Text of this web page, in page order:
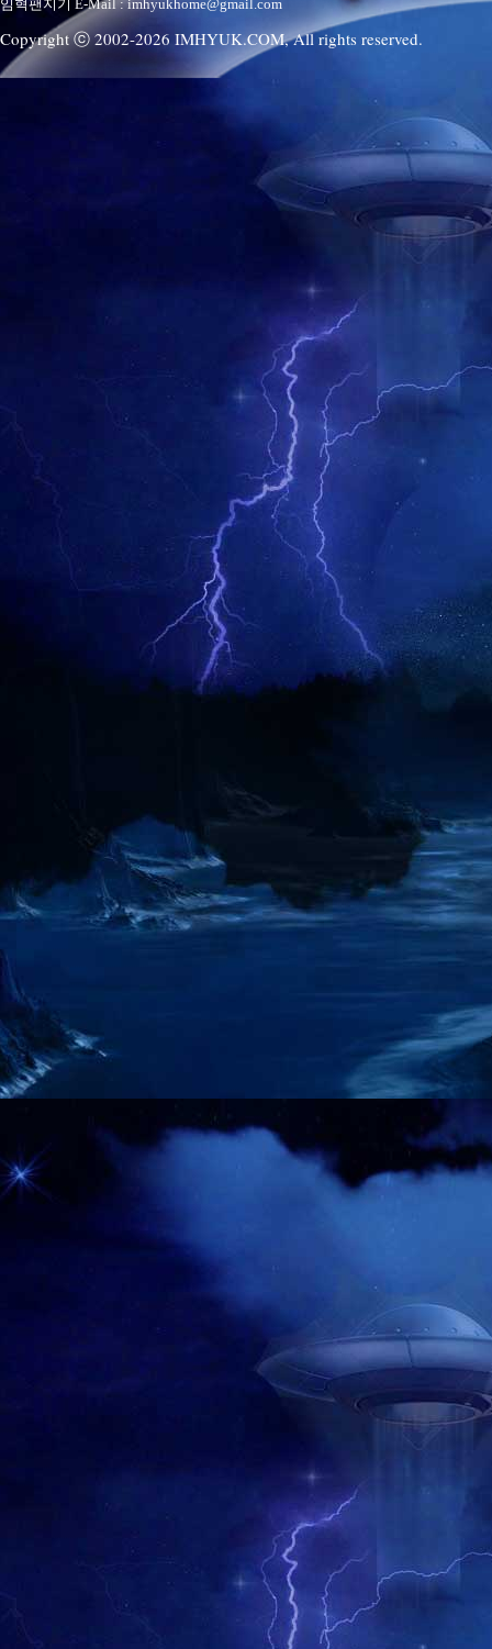
임혁팬지기 E-Mail : imhyukhome@gmail.com
Copyright ⓒ 2002-2026 IMHYUK.COM,All rights reserved.